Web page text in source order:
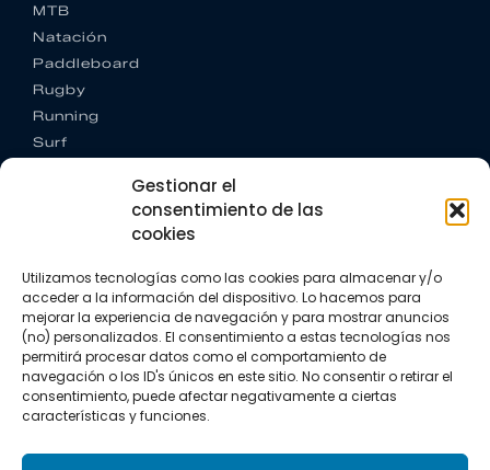
Gestionar el
consentimiento de las
cookies
Utilizamos tecnologías como las cookies para almacenar y/o
acceder a la información del dispositivo. Lo hacemos para
mejorar la experiencia de navegación y para mostrar anuncios
(no) personalizados. El consentimiento a estas tecnologías nos
permitirá procesar datos como el comportamiento de
navegación o los ID's únicos en este sitio. No consentir o retirar el
consentimiento, puede afectar negativamente a ciertas
características y funciones.
MTB
Natación
Paddleboard
Rugby
Running
Surf
CONTACTO
+34 662 342 177
info@vkssport.com
SÍGUENOS